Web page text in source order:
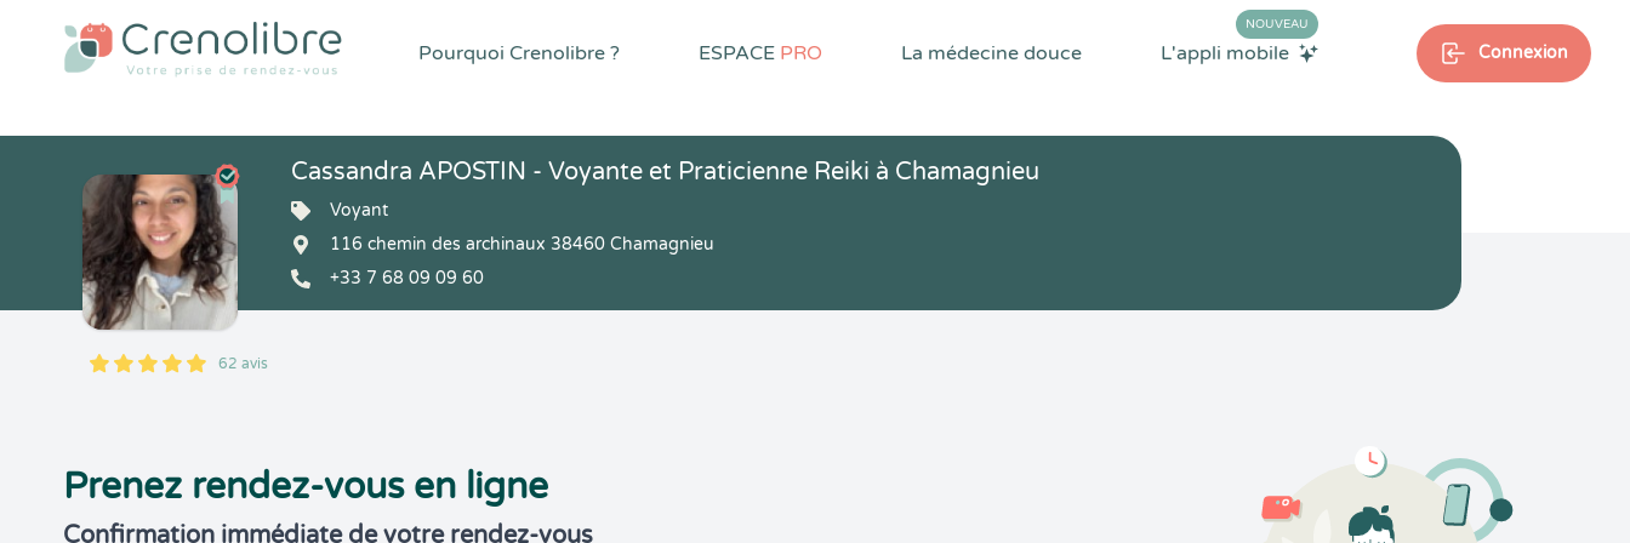
Pourquoi Crenolibre ? ESPACE PRO La médecine douce L'appli mobile
NOUVEAU
Connexion
5
1
5
62 62 avis
Cassandra APOSTIN - Voyante et Praticienne Reiki à Chamagnieu
Voyant
116 chemin des archinaux 38460 Chamagnieu
+33 7 68 09 09 60
Prenez rendez-vous en ligne
Confirmation immédiate de votre rendez-vous